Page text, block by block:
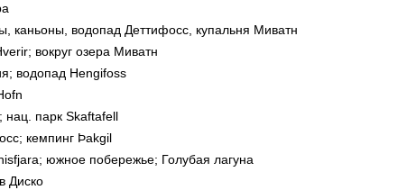
каньоны, водопад Деттифосс, купальня Миватн
вокруг озера Миватн
водопад Hengifoss
нац. парк Skaftafell
кемпинг Þakgil
южное побережье; Голубая лагуна
Диско